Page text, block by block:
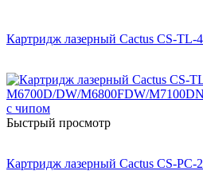
Картридж лазерный Cactus CS-
Быстрый просмотр
Картридж лазерный Cactus CS-